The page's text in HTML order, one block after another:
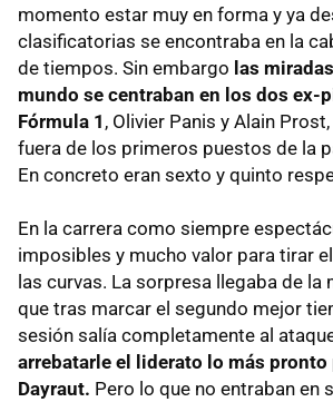
momento estar muy en forma y ya
clasificatorias se encontraba en la
de tiempos. Sin embargo las
mundo se centraban en los dos ex-
Fórmula 1 , Olivier Panis y Alain
fuera de los primeros puestos de la
En concreto eran sexto y quinto
En la carrera como siempre
imposibles y mucho valor para tirar
las curvas. La sorpresa llegaba de la
que tras marcar el segundo mejor
sesión salía completamente al
arrebatarle el liderato lo más pronto
Dayraut. Pero lo que no entraban en